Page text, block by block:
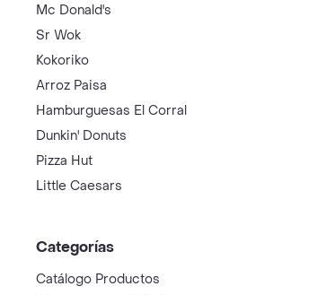
Mc Donald's
Sr Wok
Kokoriko
Arroz Paisa
Hamburguesas El Corral
Dunkin' Donuts
Pizza Hut
Little Caesars
Categorías
Catálogo Productos